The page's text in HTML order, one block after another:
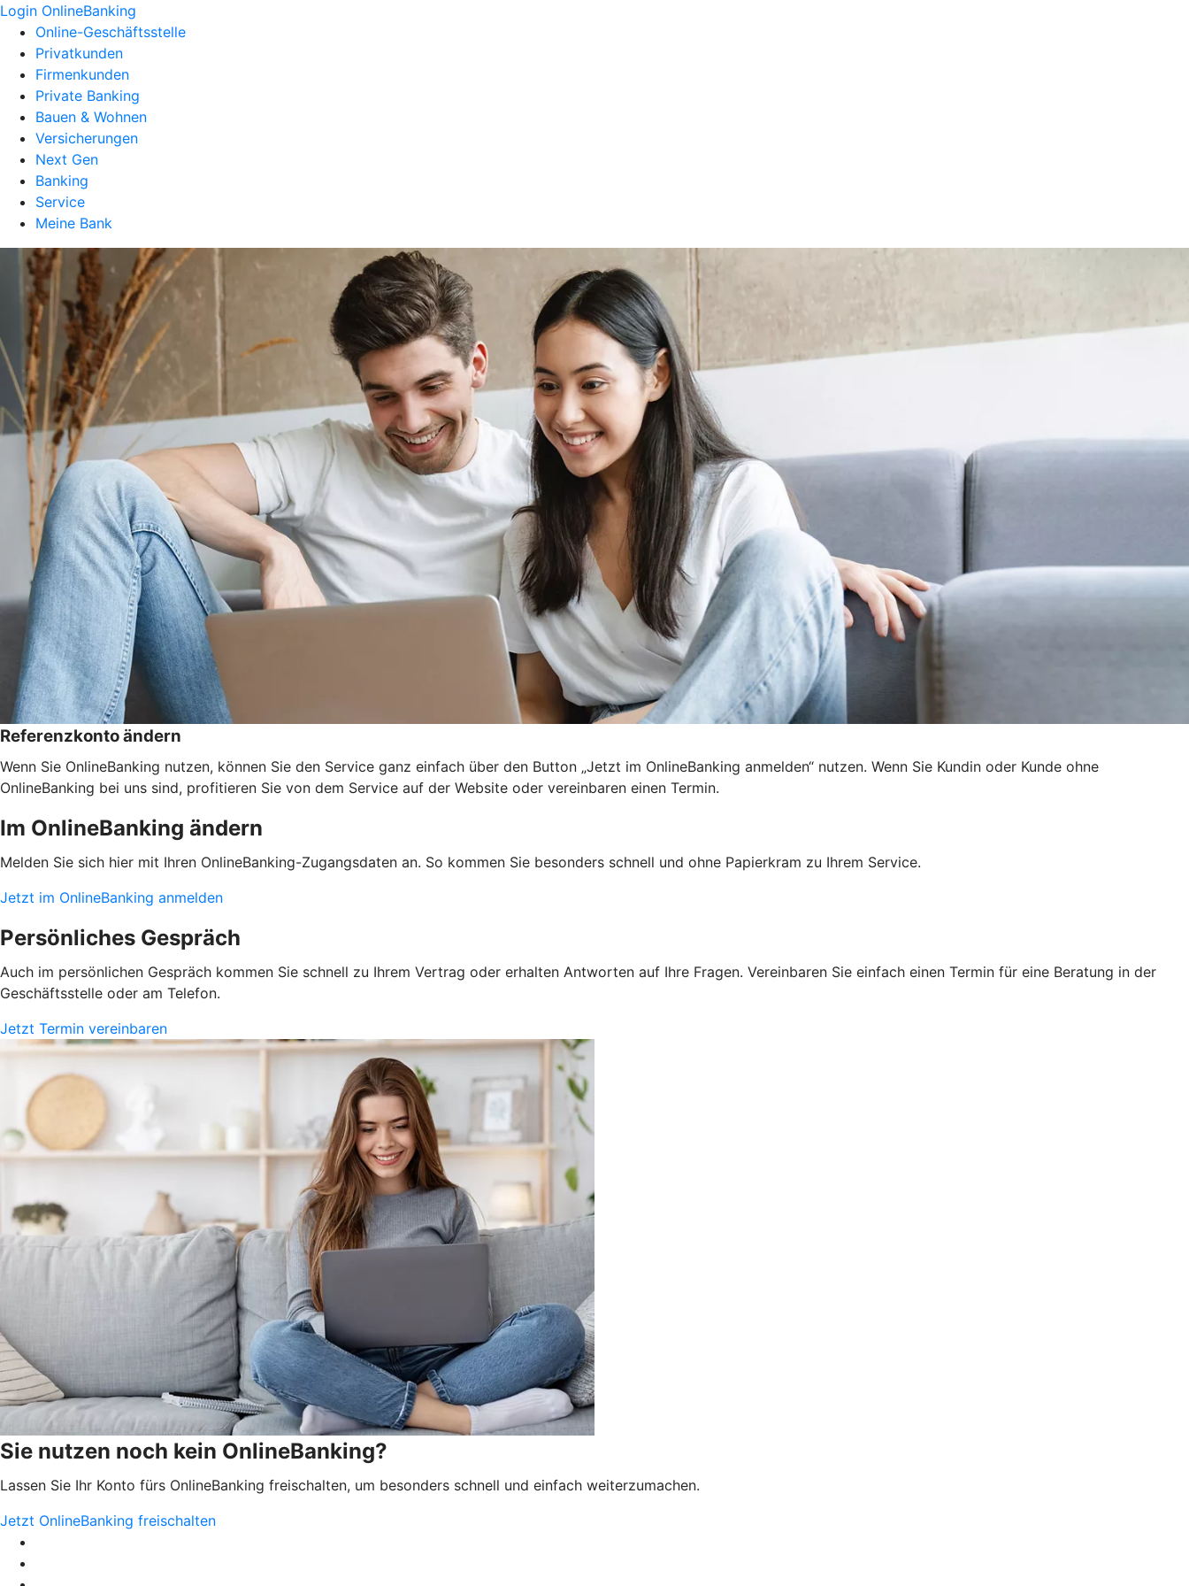
Login OnlineBanking
Online-Geschäftsstelle
Privatkunden
Firmenkunden
Private Banking
Bauen & Wohnen
Versicherungen
Next Gen
Banking
Service
Meine Bank
Referenzkonto ändern
Wenn Sie OnlineBanking nutzen, können Sie den Service ganz einfach über den Button „Jetzt im OnlineBanking anmelden“ nutzen. Wenn Sie Kundin oder Kunde ohne
OnlineBanking bei uns sind, profitieren Sie von dem Service auf der Website oder vereinbaren einen Termin.
Im OnlineBanking ändern
Melden Sie sich hier mit Ihren OnlineBanking-Zugangsdaten an. So kommen Sie besonders schnell und ohne Papierkram zu Ihrem Service.
Jetzt im OnlineBanking anmelden
Persönliches Gespräch
Auch im persönlichen Gespräch kommen Sie schnell zu Ihrem Vertrag oder erhalten Antworten auf Ihre Fragen. Vereinbaren Sie einfach einen Termin für eine Beratung in der
Geschäftsstelle oder am Telefon.
Jetzt Termin vereinbaren
Sie nutzen noch kein OnlineBanking?
Lassen Sie Ihr Konto fürs OnlineBanking freischalten, um besonders schnell und einfach weiterzumachen.
Jetzt OnlineBanking freischalten